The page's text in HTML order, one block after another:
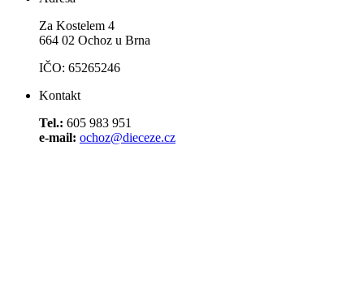
Za Kostelem 4
664 02 Ochoz u Brna
IČO: 65265246
Kontakt
Tel.: 605 983 951
e-mail: ochoz@dieceze.cz